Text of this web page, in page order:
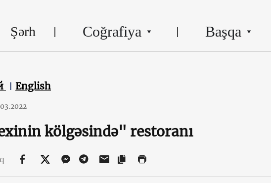
Şərh Coğrafiya Başqa
English
kölgəsində" restoranı